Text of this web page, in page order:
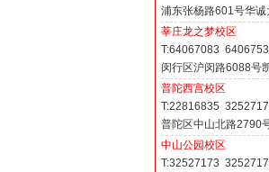
浦东张杨路601号华
莘庄龙之梦校区
T:64067083
闵行区沪闵路6088号
普陀西宫校区
T:22816835
普陀区中山北路2790
中山公园校区
T:32527173